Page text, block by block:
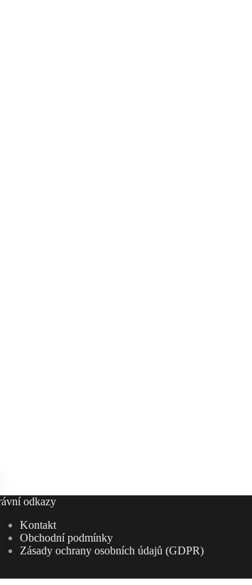
odkazy
Kontakt
Obchodní podmínky
Zásady ochrany osobních údajů (GDPR)